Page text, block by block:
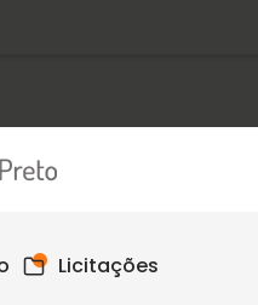
Licitações